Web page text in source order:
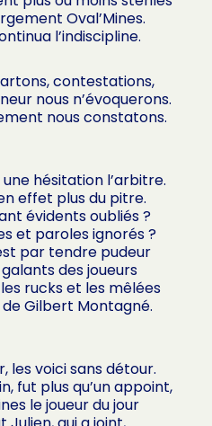
Oval’Mines.
l’indiscipline.
contestations,
nous n’évoquerons.
nous constatons.
hésitation l’arbitre.
effet plus du pitre.
évidents oubliés ?
et paroles ignorés ?
par tendre pudeur
des joueurs
rucks et les mêlées
Gilbert Montagné.
les voici sans détour.
fut plus qu’un appoint,
le joueur du jour